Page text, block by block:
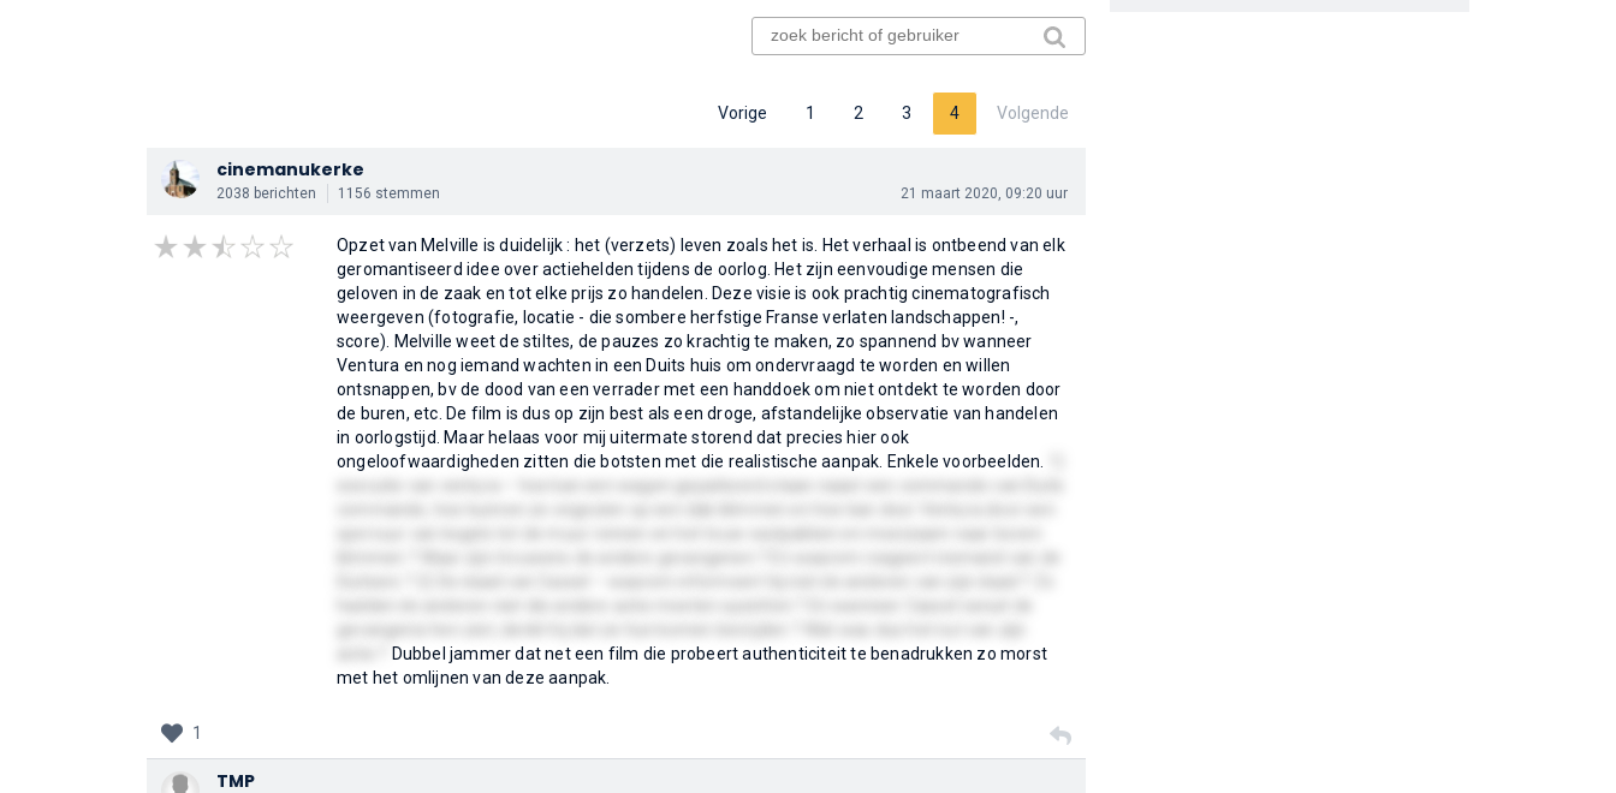
Vorige 1 2 3 4 Volgende
cinemanukerke
2038 berichten 1156 stemmen 21 maart 2020, 09:20 uur
Opzet van Melville is duidelijk : het (verzets) leven zoals het is. Het verhaal is ontbeend van elk
geromantiseerd idee over actiehelden tijdens de oorlog. Het zijn eenvoudige mensen die
geloven in de zaak en tot elke prijs zo handelen. Deze visie is ook prachtig cinematografisch
weergeven (fotografie, locatie - die sombere herfstige Franse verlaten landschappen! -,
score). Melville weet de stiltes, de pauzes zo krachtig te maken, zo spannend bv wanneer
Ventura en nog iemand wachten in een Duits huis om ondervraagd te worden en willen
ontsnappen, bv de dood van een verrader met een handdoek om niet ontdekt te worden door
de buren, etc. De film is dus op zijn best als een droge, afstandelijke observatie van handelen
in oorlogstijd. Maar helaas voor mij uitermate storend dat precies hier ook
ongeloofwaardigheden zitten die botsten met die realistische aanpak. Enkele voorbeelden.
Dubbel jammer dat net een film die probeert authenticiteit te benadrukken zo morst
met het omlijnen van deze aanpak.
1
TMP